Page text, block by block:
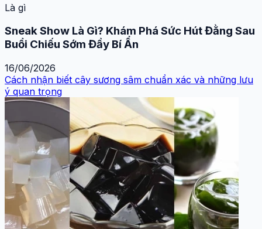
Là gì
Sneak Show Là Gì? Khám Phá Sức Hút Đằng Sau
Buổi Chiếu Sớm Đầy Bí Ẩn
16/06/2026
Cách nhận biết cây sương sâm chuẩn xác và những lưu
ý quan trọng